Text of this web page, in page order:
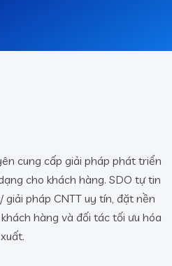
cung cấp giải pháp phát triển
cho khách hàng. SDO tự tin
pháp CNTT uy tín, đặt nền
hàng và đối tác tối ưu hóa